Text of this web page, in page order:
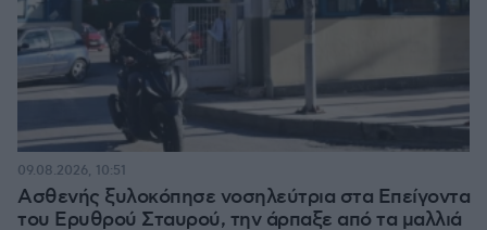
Ασθενής ξυλοκόπησε νοσηλεύτρια στα Επείγοντα
του Ερυθρού Σταυρού, την άρπαξε από τα μαλλιά
09.08.2026, 10:51